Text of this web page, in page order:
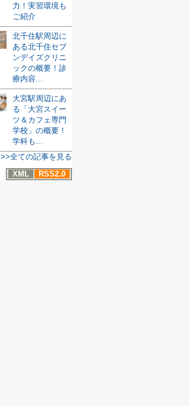
力！実習環境も
ご紹介
北千住駅周辺に
ある北千住セブ
ンデイズクリニ
ックの概要！診
療内容...
大宮駅周辺にあ
る「大宮スイー
ツ＆カフェ専門
学校」の概要！
学科も...
>>全ての記事を見る
XML
RSS2.0